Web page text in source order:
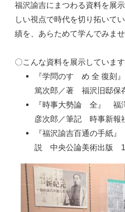
福沢諭吉にまつわる資料を展
しい視点で時代を切り拓いて
績を、あらためて学んでみま
〇こんな資料を展示しています
『学問のすゝめ 全 復
篤次郎／著 福沢旧邸
『時事大勢論 全』 福
彦次郎／筆記 時事新
『福沢諭吉百通の手紙
説 中央公論美術出版